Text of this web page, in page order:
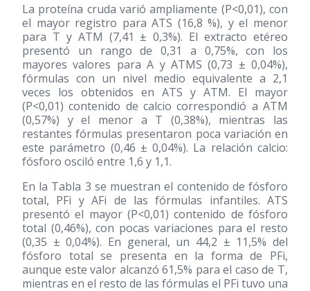
La proteína cruda varió ampliamente (P<0,01), con
el mayor registro para ATS (16,8 %), y el menor
para T y ATM (7,41 ± 0,3%). El extracto etéreo
presentó un rango de 0,31 a 0,75%, con los
mayores valores para A y ATMS (0,73 ± 0,04%),
fórmulas con un nivel medio equivalente a 2,1
veces los obtenidos en ATS y ATM. El mayor
(P<0,01) contenido de calcio correspondió a ATM
(0,57%) y el menor a T (0,38%), mientras las
restantes fórmulas presentaron poca variación en
este parámetro (0,46 ± 0,04%). La relación calcio:
fósforo osciló entre 1,6 y 1,1.
En la Tabla 3 se muestran el contenido de fósforo
total, PFi y AFi de las fórmulas infantiles. ATS
presentó el mayor (P<0,01) contenido de fósforo
total (0,46%), con pocas variaciones para el resto
(0,35 ± 0,04%). En general, un 44,2 ± 11,5% del
fósforo total se presenta en la forma de PFi,
aunque este valor alcanzó 61,5% para el caso de T,
mientras en el resto de las fórmulas el PFi tuvo una